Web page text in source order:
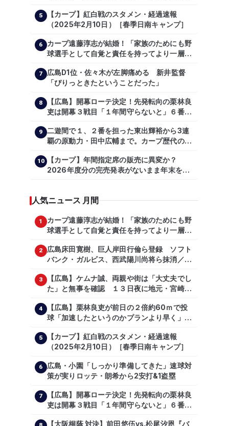
5
【カープ】紅白戦のスタメン・経過速報
（2025年2月10日）［春季日南キャンプ］
6
カープ遠藤淳志が結婚！「家族のためにも野
球選手として自覚と責任を持ってより一層頑
7
広島D1位・佐々木が左脚痛める 新井監督
「ぴりっときたということだった」
8
【広島】開幕ローテ決定！先発転向の栗林良
吏は開幕３戦目「１年間守らないと」６番手
9
二遊間で１、２番を担った東出輝裕から3連
覇の原動力・田中広輔まで。カープ歴代のシ
10
【カープ】年間指定席の販売に異変か？
2026年度分の完売発表がないまま年末を迎
人気ニュース 月間
1
カープ遠藤淳志が結婚！「家族のためにも野
球選手として自覚と責任を持ってより一層頑
2
広島床田寛樹、巨人岸田行倫ら登録 ソフト
バンク・ガルビス、西武陽川尚将ら抹消／２
3
【広島】ケムナ誠、両親や街は「大丈夫でし
た」と無事を確認 １３日夜に地元・宮崎県
4
【広島】栗林良吏が前日の２倍約60ｍで投
球「加速したというのかプランより早く」自
5
【カープ】紅白戦のスタメン・経過速報
（2025年2月10日）［春季日南キャンプ］
6
広島・小園「しっかり準備してきた」速球対
策が実りロッテ・朗希から2安打&1盗塁
7
【広島】開幕ローテ決定！先発転向の栗林良
吏は開幕３戦目「１年間守らないと」６番手
【大阪桐蔭 対決】前田悠伍vs.松尾汐恩『バ